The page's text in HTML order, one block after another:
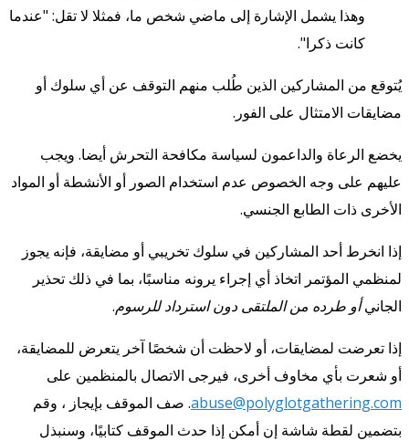
وهذا يشمل الإشارة إلى ماضي شخص ما، فمثلا لا تقل: "عندما
كانت ذكرا".
يُتوقع من المشاركين الذين طُلب منهم التوقف عن أي سلوك أو
مضايقات الامتثال على الفور.
يخضع الرعاة والداعمون لسياسة مكافحة التحرش أيضا. ويجب
عليهم على وجه الخصوص عدم استخدام الصور أو الأنشطة أو المواد
الأخرى ذات الطابع الجنسي.
إذا انخرط أحد المشاركين في سلوك تخريبي أو مضايقة، فإنه يجوز
لمنظمي المؤتمر اتخاذ أي إجراء يرونه مناسبًا، بما في ذلك تحذير
الجانيأو طرده من الملتقى دون استرداد للرسوم.
إذا تعرضت لمضايقات، أو لاحظت أن شخصًا آخر يتعرض للمضايقة،
أو شعرت بأي مخاوف أخرى، فيرجى الاتصال بالمنظمين على
abuse@polyglotgathering.com. صف الموقف بإيجاز ، وقم
بتضمين لقطة شاشة إن أمكن إذا حدث الموقف كتابيًا، وسنبذل